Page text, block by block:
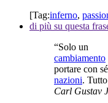
[Tag:inferno,
di più su questa
“Solo un
cambiamento
portare con
nazioni.
Carl Gustav